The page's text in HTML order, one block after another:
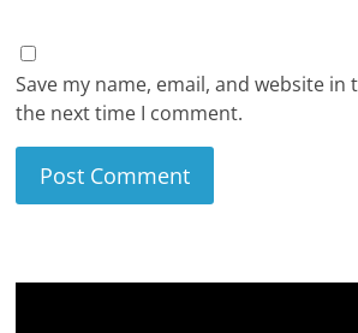
Save my name, email, and website
the next time I comment.